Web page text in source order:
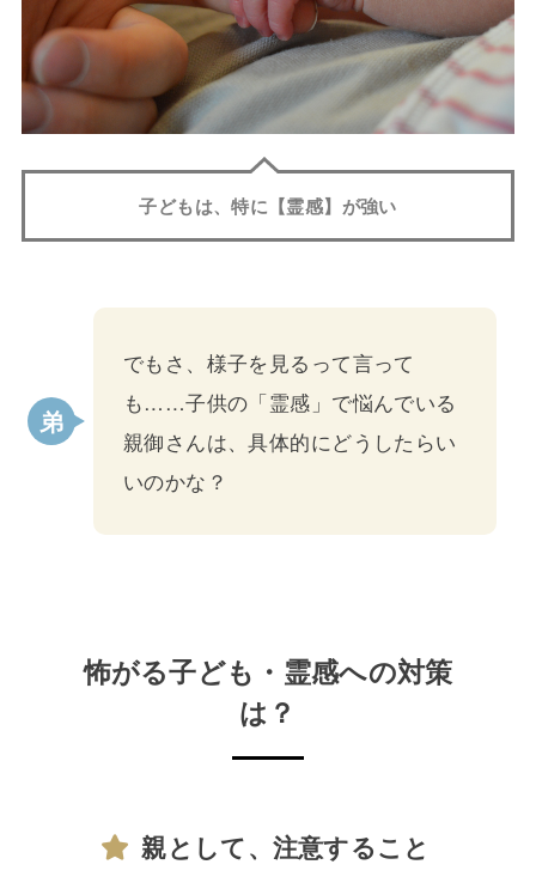
子どもは、特に【霊感】が強い
でもさ、様子を見るって言って
も……子供の「霊感」で悩んでいる
親御さんは、具体的にどうしたらい
いのかな？
怖がる子ども・霊感への対策
は？
親として、注意すること